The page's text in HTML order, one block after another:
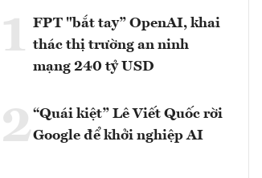
1 FPT "bắt tay” OpenAI, khai
thác thị trường an ninh
mạng 240 tỷ USD
2“Quái kiệt” Lê Viết Quốc rời
Google để khởi nghiệp AI